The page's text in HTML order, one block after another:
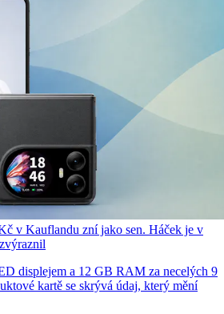
v Kauflandu zní jako sen. Háček je v
displejem a 12 GB RAM za necelých 9
kartě se skrývá údaj, který mění